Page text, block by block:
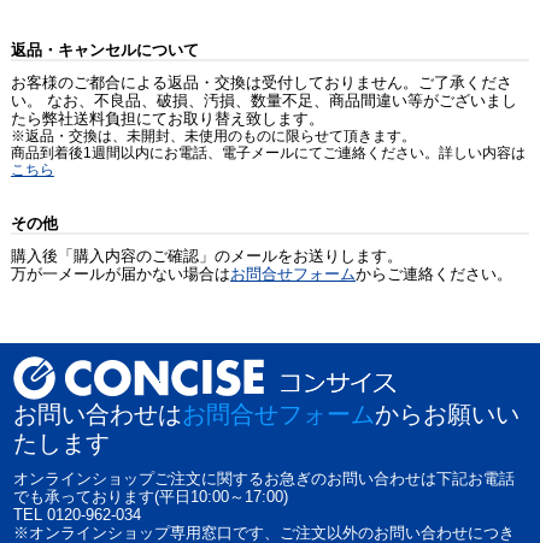
返品・キャンセルについて
お客様のご都合による返品・交換は受付しておりません。ご了承くださ
い。 なお、不良品、破損、汚損、数量不足、商品間違い等がございまし
たら弊社送料負担にてお取り替え致します。
※返品・交換は、未開封、未使用のものに限らせて頂きます。
商品到着後1週間以内にお電話、電子メールにてご連絡ください。詳しい内容は
こちら
その他
購入後「購入内容のご確認」のメールをお送りします。
万が一メールが届かない場合はお問合せフォームからご連絡ください。
お問い合わせはお問合せフォームからお願いい
たします
オンラインショップご注文に関するお急ぎのお問い合わせは下記お電話
でも承っております(平日10:00～17:00)
TEL 0120-962-034
※オンラインショップ専用窓口です、ご注文以外のお問い合わせにつき